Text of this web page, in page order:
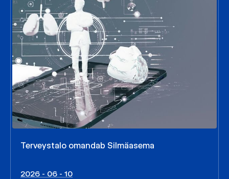
Terveystalo omandab Silmäasema
2026 - 06 - 10